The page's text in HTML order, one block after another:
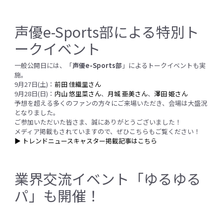
声優e-Sports部による特別ト
ークイベント
一般公開日には、「声優e-Sports部 」によるトークイベントも実
施。
9月27日(土)： 前田 佳織里さん
9月28日(日)： 内山 悠里菜さん、 月城 亜美さん、 澤田 姫さん
予想を超える多くのファンの方々にご来場いただき、会場は大盛況
となりました。
ご参加いただいた皆さま、誠にありがとうございました！
メディア掲載もされていますので、ぜひこちらもご覧ください！
▶ トレンドニュースキャスター掲載記事はこちら
業界交流イベント「ゆるゆる
パ」も開催！